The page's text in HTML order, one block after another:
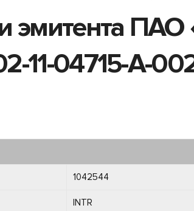
эмитента
11-04715-A-
1042544
INTR